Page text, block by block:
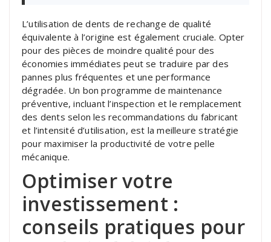
L’utilisation de dents de rechange de qualité
équivalente à l’origine est également cruciale. Opter
pour des pièces de moindre qualité pour des
économies immédiates peut se traduire par des
pannes plus fréquentes et une performance
dégradée. Un bon programme de maintenance
préventive, incluant l’inspection et le remplacement
des dents selon les recommandations du fabricant
et l’intensité d’utilisation, est la meilleure stratégie
pour maximiser la productivité de votre pelle
mécanique.
Optimiser votre
investissement :
conseils pratiques pour